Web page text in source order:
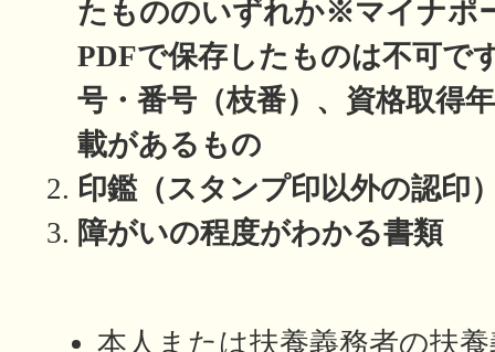
たもののいずれか※マイナポ
PDFで保存したものは不可で
号・番号（枝番）、資格取得
載があるもの
印鑑（スタンプ印以外の認印
障がいの程度がわかる書類
本人または扶養義務者の扶